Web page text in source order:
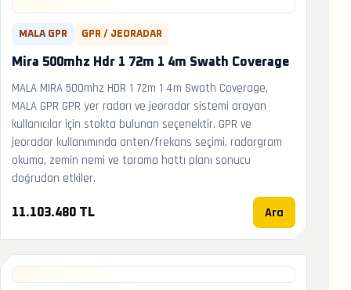
MALA GPR GPR / JEORADAR
Mira 500mhz Hdr 1 72m 1 4m Swath Coverage
MALA MIRA 500mhz HDR 1 72m 1 4m Swath Coverage,
MALA GPR GPR yer radarı ve jeoradar sistemi arayan
kullanıcılar için stokta bulunan seçenektir. GPR ve
jeoradar kullanımında anten/frekans seçimi, radargram
okuma, zemin nemi ve tarama hattı planı sonucu
doğrudan etkiler.
11.103.480 TL Ara